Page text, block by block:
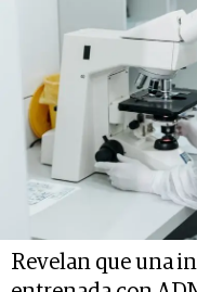
Revelan que una